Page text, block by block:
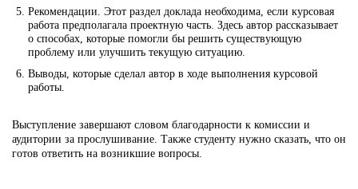
Рекомендации. Этот раздел доклада необходима, если курсовая
работа предполагала проектную часть. Здесь автор рассказывает
о способах, которые помогли бы решить существующую
проблему или улучшить текущую ситуацию.
Выводы, которые сделал автор в ходе выполнения курсовой
работы.
Выступление завершают словом благодарности к комиссии и
аудитории за прослушивание. Также студенту нужно сказать, что он
готов ответить на возникшие вопросы.